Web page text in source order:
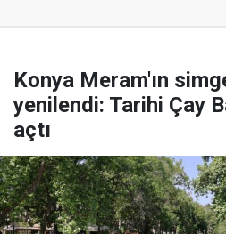
Konya Meram'ın
yenilendi: Tarihi Çay
açtı